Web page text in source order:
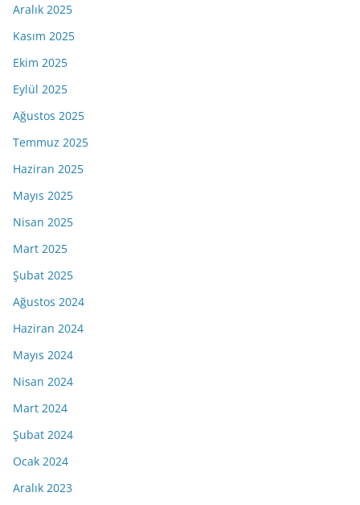
Aralık 2025
Kasım 2025
Ekim 2025
Eylül 2025
Ağustos 2025
Temmuz 2025
Haziran 2025
Mayıs 2025
Nisan 2025
Mart 2025
Şubat 2025
Ağustos 2024
Haziran 2024
Mayıs 2024
Nisan 2024
Mart 2024
Şubat 2024
Ocak 2024
Aralık 2023